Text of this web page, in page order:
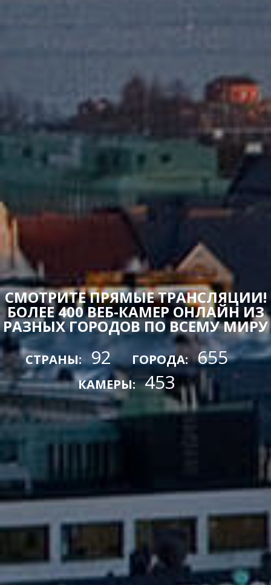
СМОТРИТЕ ПРЯМЫЕ ТРАНСЛЯЦИИ!
БОЛЕЕ 400 ВЕБ-КАМЕР ОНЛАЙН ИЗ
РАЗНЫХ ГОРОДОВ ПО ВСЕМУ МИРУ
СТРАНЫ: 92 ГОРОДА: 655
КАМЕРЫ: 453